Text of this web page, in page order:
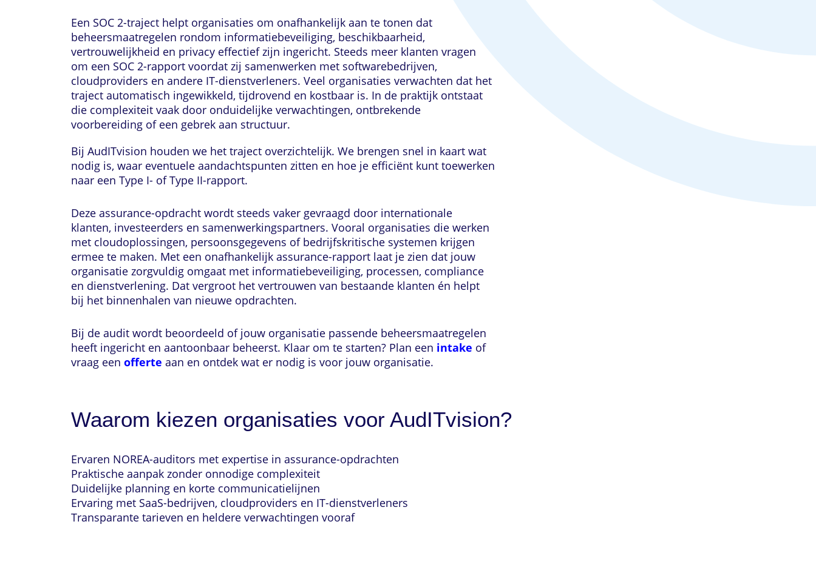
Een SOC 2-traject helpt organisaties om onafhankelijk aan te tonen dat
beheersmaatregelen rondom informatiebeveiliging, beschikbaarheid,
vertrouwelijkheid en privacy effectief zijn ingericht. Steeds meer klanten vragen
om een SOC 2-rapport voordat zij samenwerken met softwarebedrijven,
cloudproviders en andere IT-dienstverleners. Veel organisaties verwachten dat het
traject automatisch ingewikkeld, tijdrovend en kostbaar is. In de praktijk ontstaat
die complexiteit vaak door onduidelijke verwachtingen, ontbrekende
voorbereiding of een gebrek aan structuur.
Bij AudITvision houden we het traject overzichtelijk. We brengen snel in kaart wat
nodig is, waar eventuele aandachtspunten zitten en hoe je efficiënt kunt toewerken
naar een Type I- of Type II-rapport.
Deze assurance-opdracht wordt steeds vaker gevraagd door internationale
klanten, investeerders en samenwerkingspartners. Vooral organisaties die werken
met cloudoplossingen, persoonsgegevens of bedrijfskritische systemen krijgen
ermee te maken. Met een onafhankelijk assurance-rapport laat je zien dat jouw
organisatie zorgvuldig omgaat met informatiebeveiliging, processen, compliance
en dienstverlening. Dat vergroot het vertrouwen van bestaande klanten én helpt
bij het binnenhalen van nieuwe opdrachten.
Bij de audit wordt beoordeeld of jouw organisatie passende beheersmaatregelen
heeft ingericht en aantoonbaar beheerst. Klaar om te starten? Plan een intake of
vraag een offerte aan en ontdek wat er nodig is voor jouw organisatie.
Waarom kiezen organisaties voor AudITvision?
Ervaren NOREA-auditors met expertise in assurance-opdrachten
Praktische aanpak zonder onnodige complexiteit
Duidelijke planning en korte communicatielijnen
Ervaring met SaaS-bedrijven, cloudproviders en IT-dienstverleners
Transparante tarieven en heldere verwachtingen vooraf